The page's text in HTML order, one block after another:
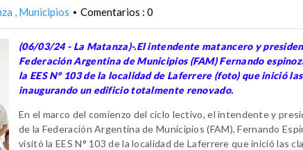
Municipios • Comentarios : 0
(06/03/24 - La Matanza)-.El intendente matancero y
Federación Argentina de Municipios (FAM) Fernando
la EES N° 103 de la localidad de Laferrere (foto) que inició
inaugurando un edificio totalmente renovado.
En el marco del comienzo del ciclo lectivo, el intendente y
de la Federación Argentina de Municipios (FAM), Fernando
visitó la EES N° 103 de la localidad de Laferrere que inició las